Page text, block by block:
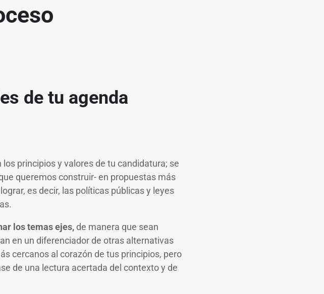
de tu agenda
principios y valores de tu candidatura; se
queremos construir- en propuestas más
es decir, las políticas públicas y leyes
los temas ejes, de manera que sean
en un diferenciador de otras alternativas
cercanos al corazón de tus principios, pero
de una lectura acertada del contexto y de